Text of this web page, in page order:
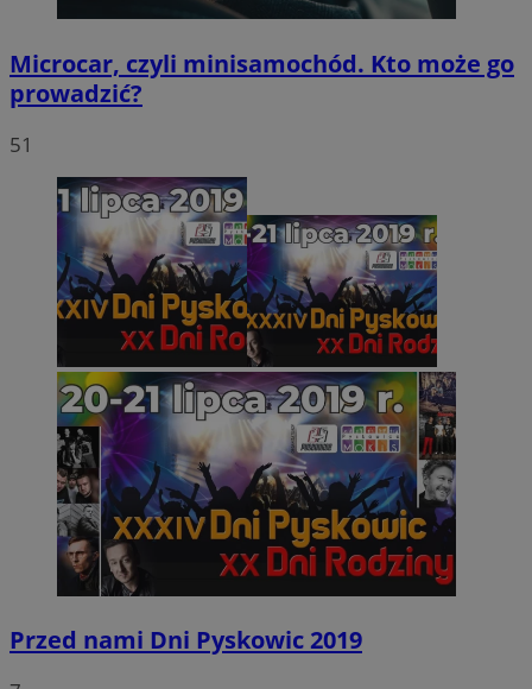
Microcar, czyli minisamochód. Kto może go
prowadzić?
51
Przed nami Dni Pyskowic 2019